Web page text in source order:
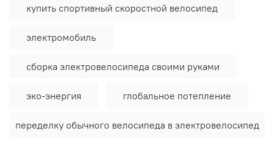
купить спортивный скоростной велосипед
электромобиль
сборка электровелосипеда своими руками
эко-энергия глобальное потепление
переделку обычного велосипеда в электровелосипед